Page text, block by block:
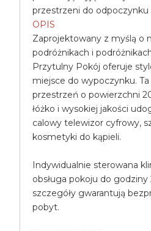
przestrzeni do odpoczynku i
OPIS
Zaprojektowany z myślą o
podróżnikach i
Przytulny Pokój oferuje
miejsce do wypoczynku.
przestrzeń o powierzchni
łóżko i wysokiej jakości
calowy telewizor cyfrowy,
kosmetyki do kąpieli.
Indywidualnie sterowana
obsługa pokoju do godziny
szczegóły gwarantują
pobyt.